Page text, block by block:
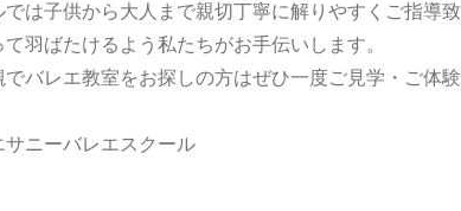
では子供から大人まで親切丁寧に解りやすくご指導
羽ばたけるよう私たちがお手伝いします。
でバレエ教室をお探しの方はぜひ一度ご見学・ご体
サニーバレエスクール